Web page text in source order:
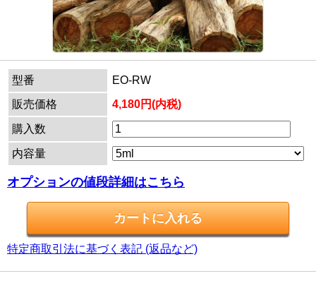
型番
EO-RW
販売価格
4,180円(内税)
購入数
内容量
オプションの値段詳細はこちら
特定商取引法に基づく表記 (返品など)